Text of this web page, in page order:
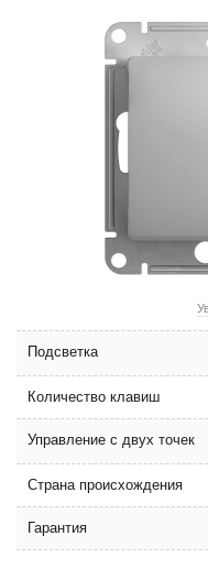
Подсветка
Количество клавиш
Управление с двух точек
Страна происхождения
Гарантия